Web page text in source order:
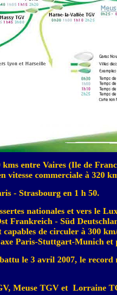
kms entre Vaires (Ile de
vitesse commerciale à 320
- Strasbourg en 1 h 50.
nationales et vers le
Frankreich - Süd
de circuler à 300
Paris-Stuttgart-Munich et
le 3 avril 2007, le record
Meuse TGV et Lorraine